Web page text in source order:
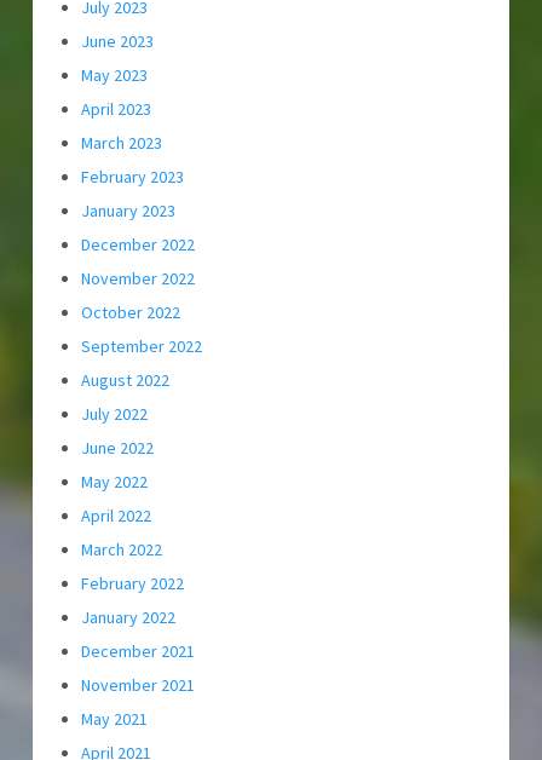
July 2023
June 2023
May 2023
April 2023
March 2023
February 2023
January 2023
December 2022
November 2022
October 2022
September 2022
August 2022
July 2022
June 2022
May 2022
April 2022
March 2022
February 2022
January 2022
December 2021
November 2021
May 2021
April 2021